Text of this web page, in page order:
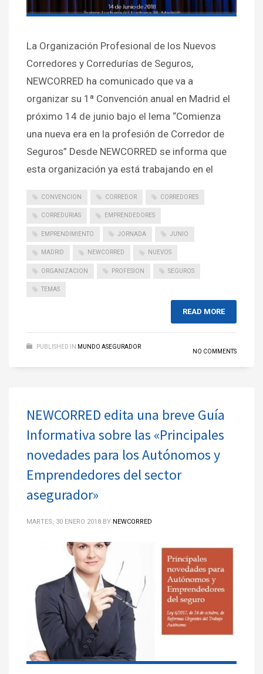
La Organización Profesional de los Nuevos
Corredores y Corredurías de Seguros,
NEWCORRED ha comunicado que va a
organizar su 1ª Convención anual en Madrid el
próximo 14 de junio bajo el lema “Comienza
una nueva era en la profesión de Corredor de
Seguros” Desde NEWCORRED se informa que
esta organización ya está trabajando en el
CONVENCION CORREDOR CORREDORES
CORREDURIAS EMPRENDEDORES
EMPRENDIMIENTO JORNADA JUNIO
MADRID NEWCORRED NUEVOS
ORGANIZACION PROFESION SEGUROS
TEMAS
READ MORE
PUBLISHED IN MUNDO ASEGURADOR
NO COMMENTS
NEWCORRED edita una breve Guía
Informativa sobre las «Principales
novedades para los Autónomos y
Emprendedores del sector
asegurador»
MARTES, 30 ENERO 2018 BY NEWCORRED